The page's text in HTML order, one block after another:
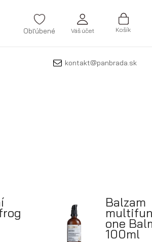
Košík
Váš účet
ZAREGISTROVAŤ SA
Obľúbené
kontakt@panbrada.sk
Balzam
one
100ml